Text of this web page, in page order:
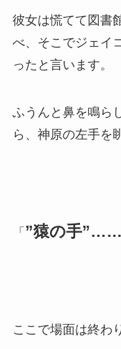
彼女は慌てて図書
べ、そこでジェイ
ったと言います。
ふうんと鼻を鳴ら
ら、神原の左手を
「 ”猿の手
ここで場面は終わ